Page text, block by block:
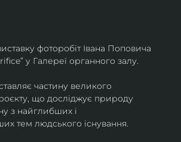
фоторобіт Івана Поповича
у Галереї органного залу.
частину великого
що досліджує природу
з найглибших і
тем людського існування.